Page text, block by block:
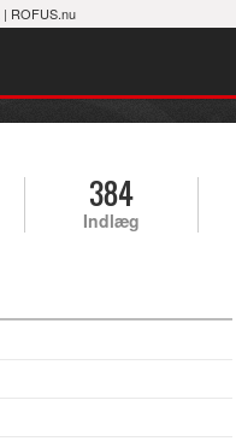
| ROFUS.nu
384
Indlæg